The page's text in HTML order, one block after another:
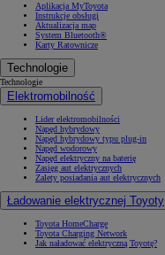
Aplikacja MyToyota
Instrukcje obsługi
Aktualizacja map
System Bluetooth®
Karty Ratownicze
Technologie
Technologie
Elektromobilność
Lider elektromobilności
Napęd hybrydowy
Napęd hybrydowy typu plug-in
Napęd wodorowy
Napęd elektryczny na baterię
Zasięg aut elektrycznych
Zalety posiadania aut elektrycznych
Ładowanie elektrycznej Toyoty
Toyota HomeCharge
Toyota Charging Network
Jak naładować elektryczną Toyotę?